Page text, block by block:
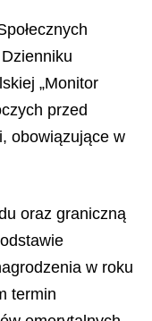
„Monitor
przed
obowiązujące w
oraz graniczną
w roku
termin